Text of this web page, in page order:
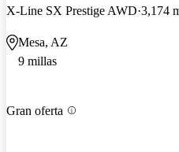
X-Line SX Prestige AWD 3,174
Mesa, AZ
9 millas
Gran oferta